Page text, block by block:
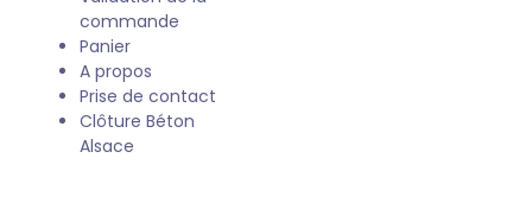
commande
Panier
A propos
Prise de contact
Clôture Béton
Alsace